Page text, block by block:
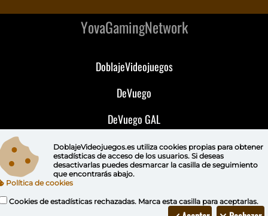
YovaGamingNetwork
DoblajeVideojuegos
DeVuego
DeVuego GAL
DeVuego LATAM
DeVuego Portugal
DoblajeVideojuegos.es utiliza cookies propiaspara obtener
estadísticas de acceso de los usuarios. Si deseas
desactivarlas puedes desmarcar la casilla de seguimiento
que encontrarás abajo.
Política de cookies
Cookies de estadísticas rechazadas. Marca esta casilla para aceptarlas.